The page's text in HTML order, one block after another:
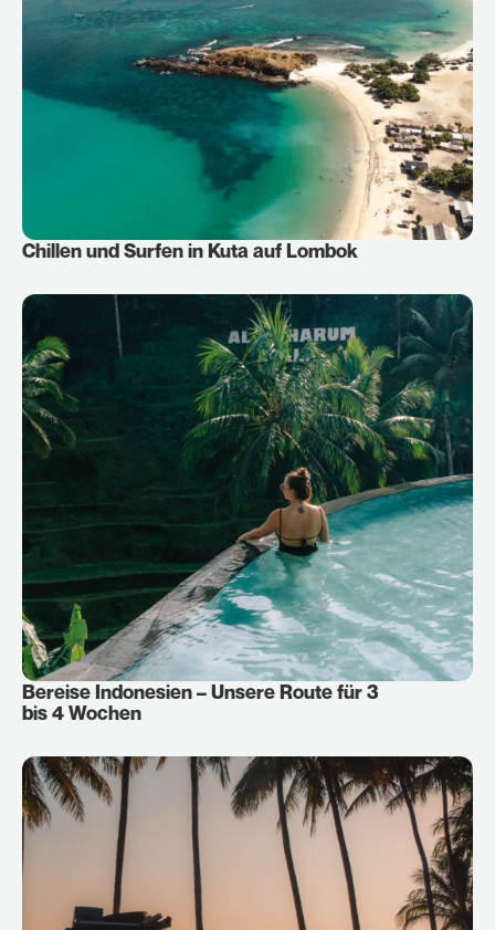
Chillen und Surfen in Kuta auf Lombok
Bereise Indonesien – Unsere Route für 3
bis 4 Wochen